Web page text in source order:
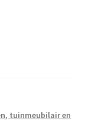
tuinmeubilair en